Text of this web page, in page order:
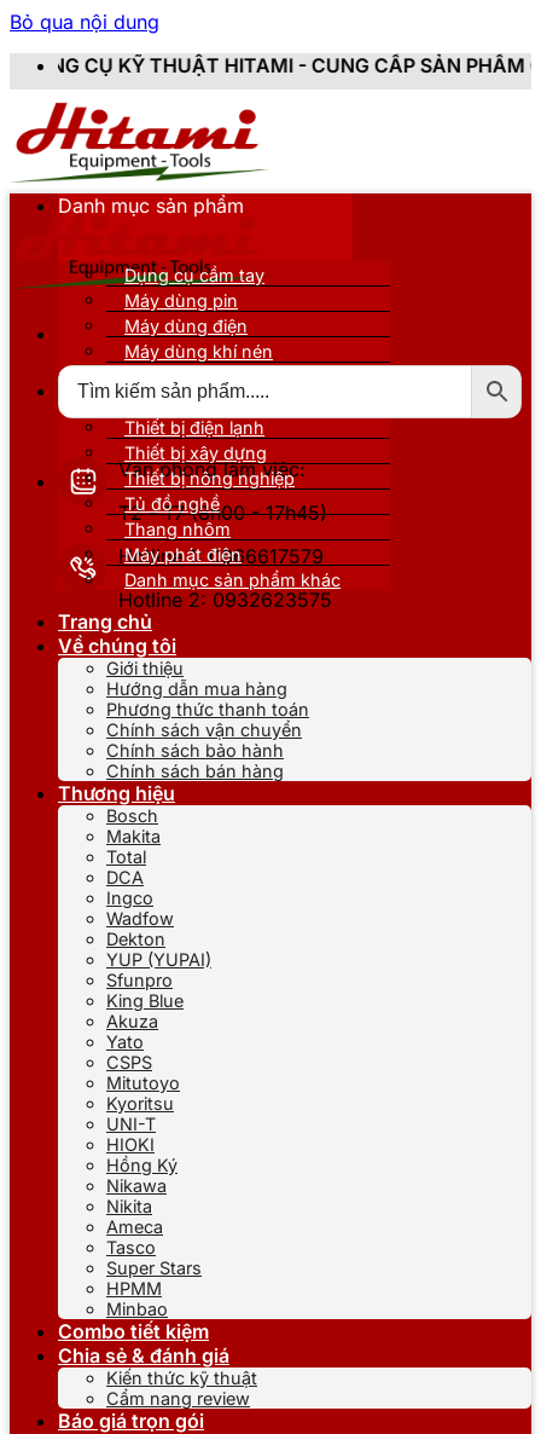
Bỏ qua nội dung
HITAMI - CUNG CẤP SẢN PHẨM CHÍNH HÃNG,
Văn phòng làm việc:
T2 - T7 (8h00 - 17h45)
Hotline 1: 0866617579
Hotline 2: 0932623575
Danh mục sản phẩm
Dụng cụ cầm tay
Máy dùng pin
Máy dùng điện
Máy dùng khí nén
Thiết bị nâng đỡ
Thiết bị điện lạnh
Thiết bị xây dựng
Thiết bị nông nghiệp
Tủ đồ nghề
Thang nhôm
Máy phát điện
Danh mục sản phẩm khác
Trang chủ
Về chúng tôi
Giới thiệu
Hướng dẫn mua hàng
Phương thức thanh toán
Chính sách vận chuyển
Chính sách bảo hành
Chính sách bán hàng
Thương hiệu
Bosch
Makita
Total
DCA
Ingco
Wadfow
Dekton
YUP (YUPAI)
Sfunpro
King Blue
Akuza
Yato
CSPS
Mitutoyo
Kyoritsu
UNI-T
HIOKI
Hồng Ký
Nikawa
Nikita
Ameca
Tasco
Super Stars
HPMM
Minbao
Combo tiết kiệm
Chia sẻ & đánh giá
Kiến thức kỹ thuật
Cẩm nang review
Báo giá trọn gói